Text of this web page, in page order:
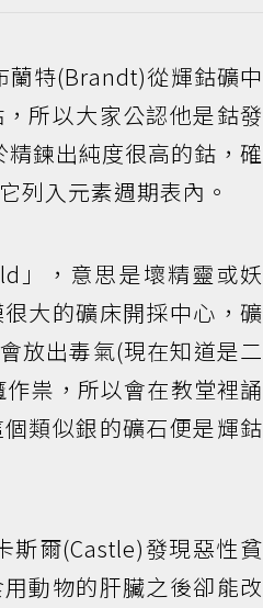
蘭特(Brandt)從輝鈷礦中
所以大家公認他是鈷發
鍊出純度很高的鈷，確
列入元素週期表內。
」，意思是壞精靈或妖
大的礦床開採中心，礦
放出毒氣(現在知道是二
祟，所以會在教堂裡誦
類似銀的礦石便是輝鈷
斯爾(Castle)發現惡性貧
動物的肝臟之後卻能改